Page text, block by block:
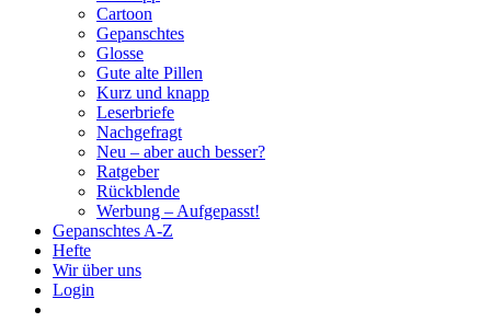
Cartoon
Gepanschtes
Glosse
Gute alte Pillen
Kurz und knapp
Leserbriefe
Nachgefragt
Neu – aber auch besser?
Ratgeber
Rückblende
Werbung – Aufgepasst!
Gepanschtes A-Z
Hefte
Wir über uns
Login